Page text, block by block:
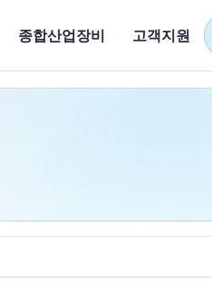
종합산업장비 고객지원